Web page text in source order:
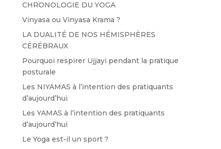
CHRONOLOGIE DU YOGA
Vinyasa ou Vinyasa Krama ?
LA DUALITÉ DE NOS HÉMISPHÈRES
CÉRÉBRAUX
Pourquoi respirer Ujjayi pendant la pratique
posturale
Les NIYAMAS à l’intention des pratiquants
d’aujourd’hui
Les YAMAS à l’intention des pratiquants
d’aujourd’hui
Le Yoga est-il un sport ?